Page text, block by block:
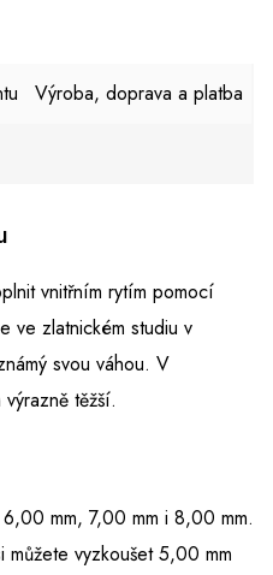
Výroba, doprava a platba
vnitřním rytím pomocí
ve zlatnickém studiu v
svou váhou. V
těžší.
mm, 7,00 mm i 8,00 mm.
vyzkoušet 5,00 mm